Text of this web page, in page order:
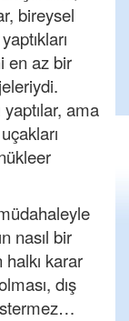
bireysel
en az bir
ama
nasıl bir
karar
dış